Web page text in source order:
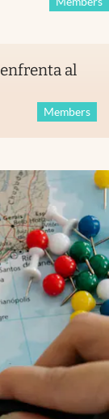
enfrenta al
Members